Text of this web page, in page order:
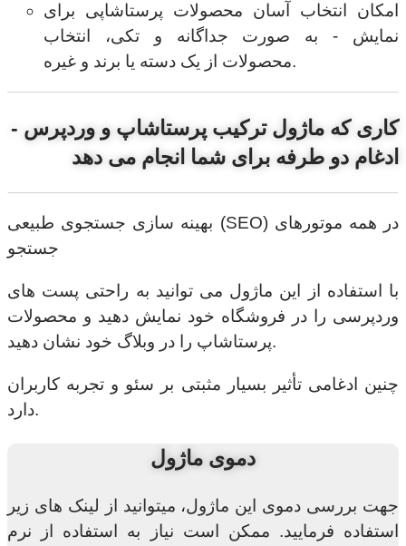
امکان انتخاب آسان محصولات پرستاشاپی برای
نمایش - به صورت جداگانه و تکی، انتخاب
محصولات از یک دسته یا برند و غیره.
کاری که ماژول ترکیب پرستاشاپ و وردپرس -
ادغام دو طرفه برای شما انجام می دهد
بهینه سازی جستجوی طبیعی (SEO) در همه موتورهای
جستجو
با استفاده از این ماژول می توانید به راحتی پست های
وردپرسی را در فروشگاه خود نمایش دهید و محصولات
پرستاشاپ را در وبلاگ خود نشان دهید.
چنین ادغامی تأثیر بسیار مثبتی بر سئو و تجربه کاربران
دارد.
دموی ماژول
جهت بررسی دموی این ماژول، میتوانید از لینک های زیر
استفاده فرمایید. ممکن است نیاز به استفاده از نرم